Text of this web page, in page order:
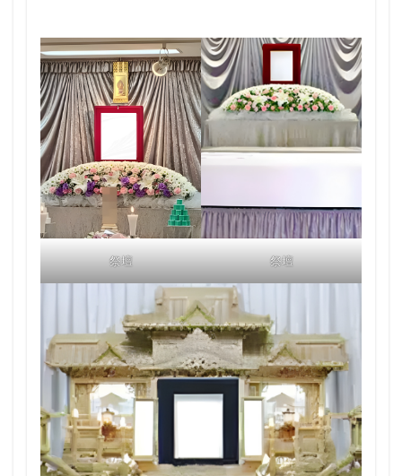
祭壇 祭壇